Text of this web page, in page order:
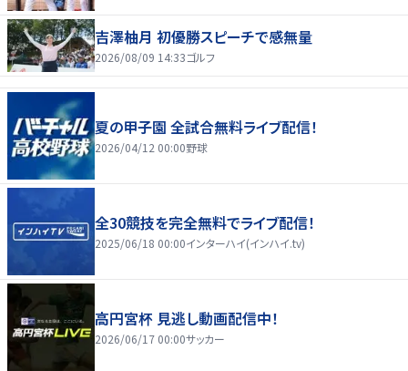
吉澤柚月 初優勝スピーチで感無量
2026/08/09 14:33ゴルフ
夏の甲子園 全試合無料ライブ配信！
2026/04/12 00:00野球
全30競技を完全無料でライブ配信！
2025/06/18 00:00インターハイ(インハイ.tv)
高円宮杯 見逃し動画配信中！
2026/06/17 00:00サッカー